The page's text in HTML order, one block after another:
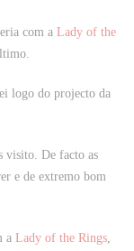
com a Lady of the
logo do projecto da
visito. De facto as
e de extremo bom
a Lady of the Rings,